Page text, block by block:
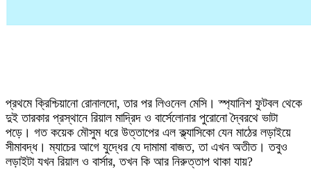
প্রথমে ক্রিশ্চিয়ানো রোনালদো, তার পর লিওনেল মেসি। স্প্যানিশ ফুটবল থেকে
দুই তারকার প্রস্থানে রিয়াল মাদ্রিদ ও বার্সেলোনার পুরোনো দ্বৈরথে ভাটা
পড়ে। গত কয়েক মৌসুম ধরে উত্তাপের এল ক্ল্যাসিকো যেন মাঠের লড়াইয়ে
সীমাবদ্ধ। ম্যাচের আগে যুদ্ধের যে দামামা বাজত, তা এখন অতীত। তবুও
লড়াইটা যখন রিয়াল ও বার্সার, তখন কি আর নিরুত্তাপ থাকা যায়?